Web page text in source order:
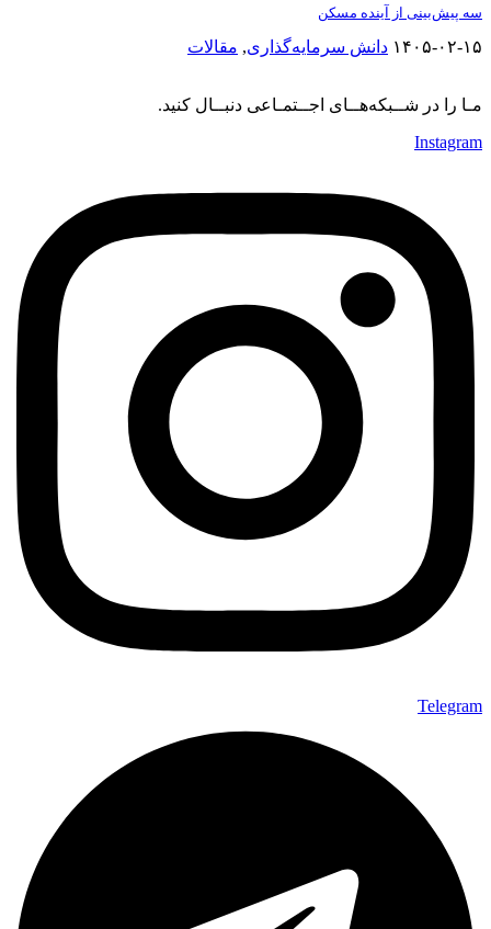
سه پیش‌بینی از آینده مسکن
۱۴۰۵-۰۲-۱۵ دانش سرمایه‌گذاری, مقالات
مـا را در شــبکه‌هــای اجــتمـاعی دنبــال کنید.
Instagram
Telegram